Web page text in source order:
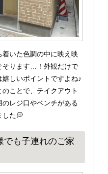
いた色調の中に映え映
そります…！外観だけで
しいポイントですよね♪
ことで、テイクアウト
レジ口やベンチがある
した💭
も子連れのご家